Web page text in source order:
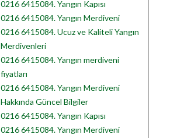
0216 6415084. Yangın Kapısı
0216 6415084. Yangın Merdiveni
0216 6415084. Ucuz ve Kaliteli Yangın
Merdivenleri
0216 6415084. Yangın merdiveni
fiyatları
0216 6415084. Yangın Merdiveni
Hakkında Güncel Bilgiler
0216 6415084. Yangın Kapısı
0216 6415084. Yangın Merdiveni